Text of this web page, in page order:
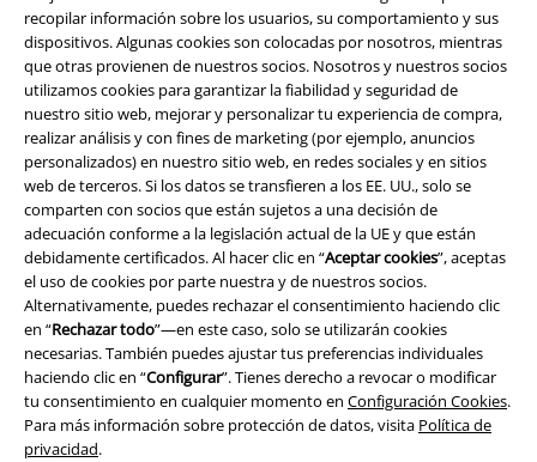
recopilar información sobre los usuarios, su comportamiento y sus
dispositivos. Algunas cookies son colocadas por nosotros, mientras
que otras provienen de nuestros socios. Nosotros y nuestros socios
utilizamos cookies para garantizar la fiabilidad y seguridad de
nuestro sitio web, mejorar y personalizar tu experiencia de compra,
realizar análisis y con fines de marketing (por ejemplo, anuncios
personalizados) en nuestro sitio web, en redes sociales y en sitios
web de terceros. Si los datos se transfieren a los EE. UU., solo se
comparten con socios que están sujetos a una decisión de
adecuación conforme a la legislación actual de la UE y que están
debidamente certificados. Al hacer clic en “Aceptar cookies”, aceptas
el uso de cookies por parte nuestra y de nuestros socios.
Alternativamente, puedes rechazar el consentimiento haciendo clic
en “Rechazar todo”—en este caso, solo se utilizarán cookies
necesarias. También puedes ajustar tus preferencias individuales
haciendo clic en “Configurar”. Tienes derecho a revocar o modificar
tu consentimiento en cualquier momento en Configuración Cookies.
Para más información sobre protección de datos, visita Política de
privacidad.
Legal
Términos y Condiciones
Aviso Legal
Ley protección de datos
Eliminación de residuos y protección del medioambiente
Declaración de Conformidad